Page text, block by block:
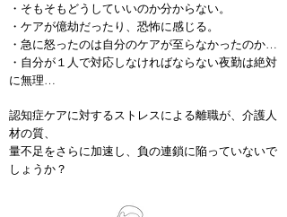
・そもそもどうしていいのか分からない。
・ケアが億劫だったり、恐怖に感じる。
・急に怒ったのは自分のケアが⾄らなかったのか…
・自分が１人で対応しなければならない夜勤は絶対
に無理…
認知症ケアに対するストレスによる離職が、介護人
材の質、
量不⾜をさらに加速し、負の連鎖に陥っていないで
しょうか？